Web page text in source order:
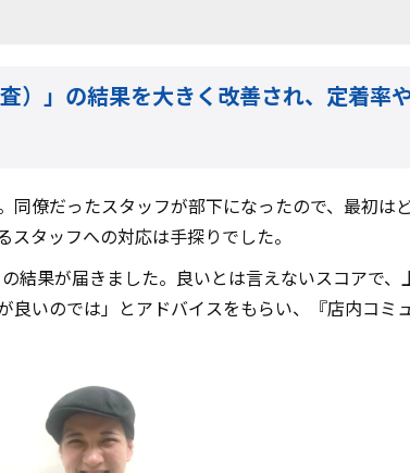
」の結果を大きく改善され、定着率
僚だったスタッフが部下になったので、最初は
タッフへの対応は手探りでした。
果が届きました。良いとは言えないスコアで
いのでは」とアドバイスをもらい、『店内コミ